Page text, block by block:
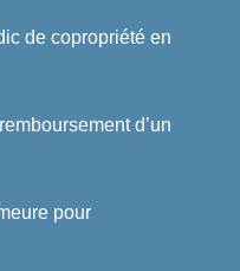
de copropriété en
d’un
pour